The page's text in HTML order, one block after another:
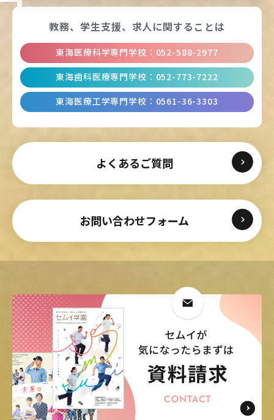
よくあるご質問
お問い合わせフォーム
教務、学生支援、 求人に関することは
東海医療科学専門学校 ： 052-588-2977
東海歯科医療専門学校 ： 052-773-7222
東海医療工学専門学校 ： 0561-36-3303